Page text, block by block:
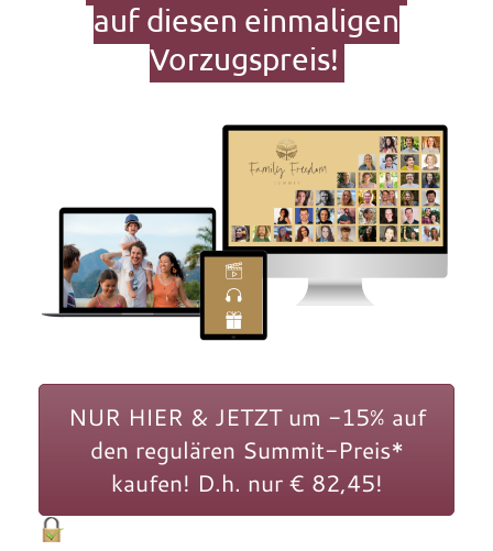
auf diesen einmaligen
Vorzugspreis!
NUR HIER & JETZT um -15% auf
den regulären Summit-Preis*
kaufen! D.h. nur € 82,45!